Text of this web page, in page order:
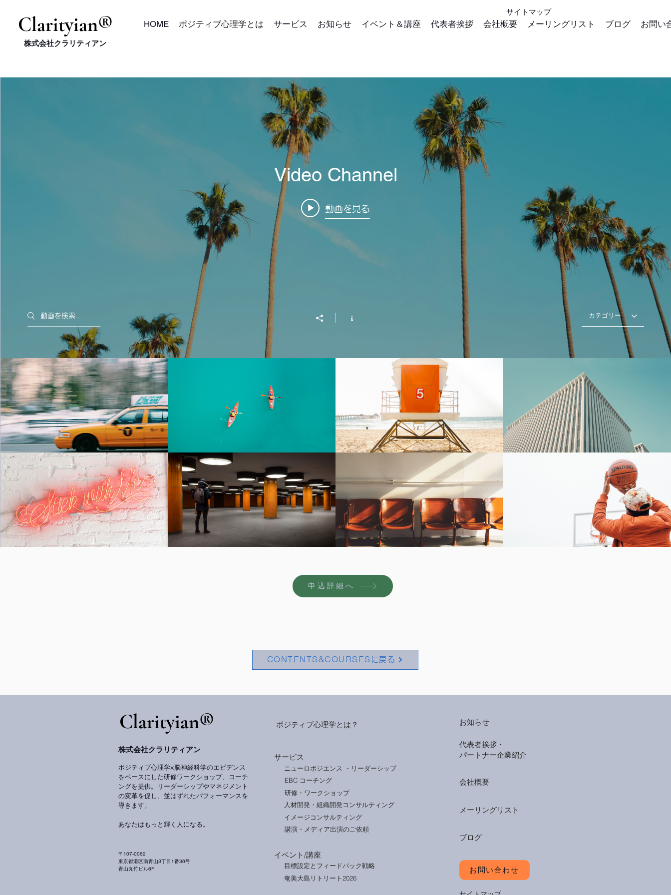
​Clarityian®
株式会社クラリティアン
HOME ポジティブ心理学とは サービス お知らせ イベント＆講座 代表者挨拶 会社概要 メーリングリスト ブログ お問い
サイトマップ
Video Channel
動画を見る
Search videos カテゴリー
Morning Rush
$2.99 でレンタル
Into the Blue Beach Patrol
$2.99 で購入
Towering Heights
動画を再生
Stick with Me
動画を再生
The Standoff
動画を再生
A Long Wait
$2.99 で購入
Swish
動画を再生
申込詳細へ
CONTENTS&COURSESに戻る
​Clarityian®
株式会社クラリティアン
ポジティブ心理学×脳神経科学のエビデンス
をベースにした研修ワークショップ、コーチ
ングを提供。リーダーシップやマネジメント
の変革を促し、並はずれたパフォーマンスを
導きます。
あなたはもっと輝く人になる。
〒107-0062
東京都港区南青山3丁目1番36号
青山丸竹ビル6F
ポジティブ心理学とは？
サービス
ニューロポジエンス ・リーダーシップ
EBC コーチング
研修・ワークショップ
人材開発・組織開発コンサルティング
イメージコンサルティング
講演・メディア出演のご依頼
イベント/講座
目標設定とフィードバック戦略
奄美大島リトリート2026
お知らせ
代表者挨拶・
パートナー企業紹介
会社概要
メーリングリスト
ブログ
お問い合わせ